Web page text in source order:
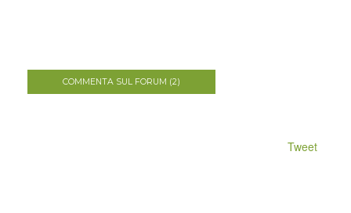
COMMENTA SUL FORUM (2)
Tweet